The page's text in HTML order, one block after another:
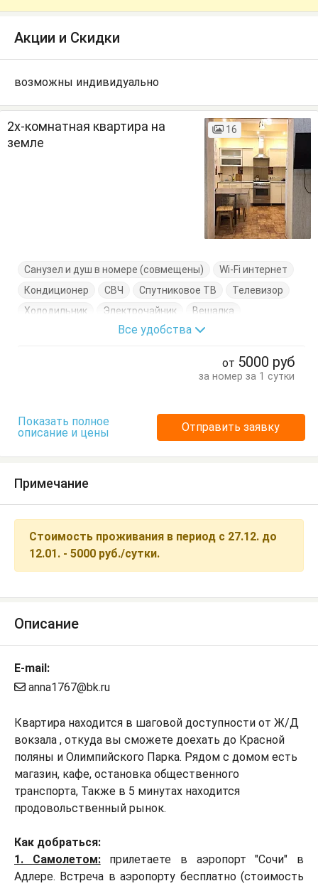
Акции и Скидки
возможны индивидуально
2х-комнатная квартира на
земле
16
Санузел и душ в номере (совмещены)
Wi-Fi интернет
Кондиционер
СВЧ Спутниковое ТВ
Телевизор
Холодильник
Электрочайник
Вешалка
Комод
Кровать двуспальная
Все удобства
от 5000 руб
за номер за 1 сутки
Показать полное
описание и цены
Отправить заявку
Примечание
Стоимость проживания в период с 27.12. до
12.01. - 5000 руб./сутки.
Описание
E-mail:
anna1767@bk.ru
Квартира находится в шаговой доступности от Ж/Д
вокзала , откуда вы сможете доехать до Красной
поляны и Олимпийского Парка. Рядом с домом есть
магазин, кафе, остановка общественного
транспорта, Также в 5 минутах находится
продовольственный рынок.
Как добраться:
1. Самолетом:прилетаете в аэропорт "Сочи" в
Адлере. Встреча в аэропорту бесплатно (стоимость